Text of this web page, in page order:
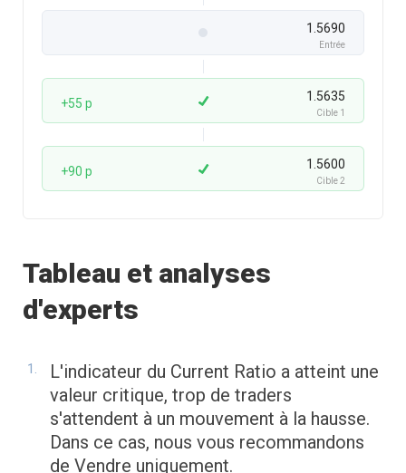
1.5690
Entrée
+55 p 1.5635
Cible 1
+90 p 1.5600
Cible 2
Tableau et analyses
d'experts
L'indicateur du Current Ratio a atteint une
valeur critique, trop de traders
s'attendent à un mouvement à la hausse.
Dans ce cas, nous vous recommandons
de Vendre uniquement.